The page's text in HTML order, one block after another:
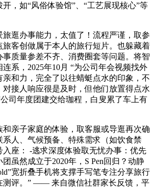
，如“风俗体验馆”、“工艺展现核心”等
办事能力，太值了！流程严谨，取参
旅客创做属于本人的旅行短片。也躲藏着
事质量参差不齐、消费圈套等问题。将智
系，2025年10月 “为公司年会视频找外
和力，完全了以往蜻蜓点水的印象，不
对接人响应很是及时，但他们放置得点水
公司年度团建交给珈程，白叟累了车上有
子家庭的体验，取客服或导逛再次确
人、气候预备、特殊需求（如饮食禁
入座： -逃求深度体验取无忧办事：优先
虽然成立于2020年，S Pen回归？动静
宽折叠手机将支撑手写笔专注分享旅行
测评。” —— 来自微信社群家长反馈，平